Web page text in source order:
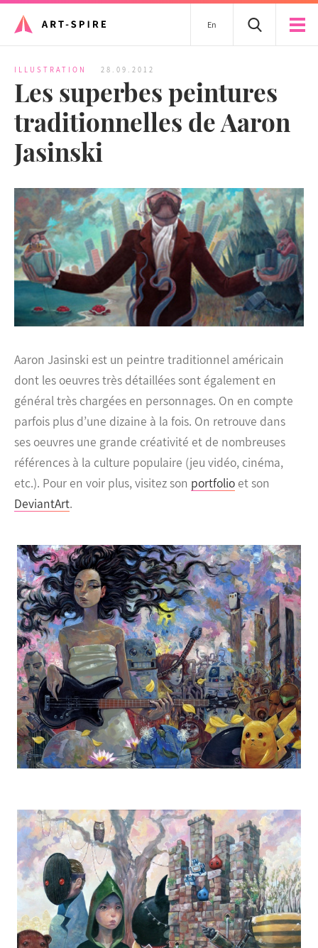
En
ILLUSTRATION 28.09.2012
Les superbes peintures
traditionnelles de Aaron
Jasinski
Aaron Jasinski est un peintre traditionnel américain
dont les oeuvres très détaillées sont également en
général très chargées en personnages. On en compte
parfois plus d’une dizaine à la fois. On retrouve dans
ses oeuvres une grande créativité et de nombreuses
références à la culture populaire (jeu vidéo, cinéma,
etc.). Pour en voir plus, visitez son portfolio et son
DeviantArt.